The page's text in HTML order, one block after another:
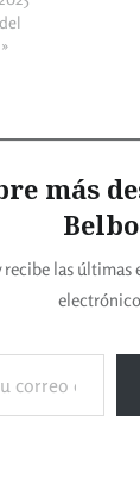
más
Belbo
recibe las últimas